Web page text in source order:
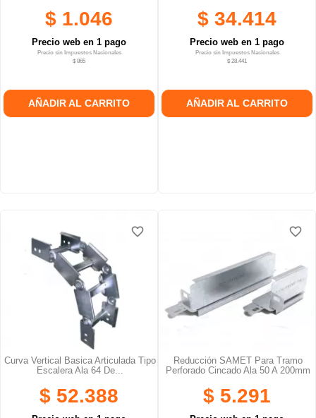
$ 1.046
Precio web en 1 pago
Precio sin Impuestos Nacionales
$ 865
AÑADIR AL CARRITO
$ 34.414
Precio web en 1 pago
Precio sin Impuestos Nacionales
$ 28.441
AÑADIR AL CARRITO
Curva Vertical Basica Articulada Tipo
Escalera Ala 64 De...
$ 52.388
favorite_border
favorite_border
favorite_border
Reducción SAMET Para Tramo
Perforado Cincado Ala 50 A 200mm
$ 5.291
favorite_border
favorite_border
favorite_border